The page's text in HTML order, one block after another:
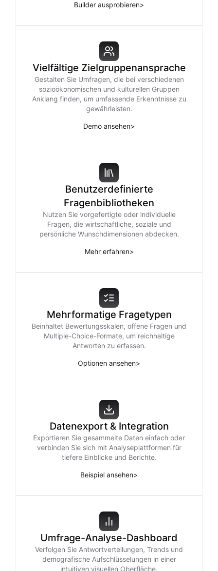
Builder ausprobieren>
Vielfältige Zielgruppenansprache
Gestalten Sie Umfragen, die bei verschiedenen
sozioökonomischen und kulturellen Gruppen
Anklang finden, um umfassende Erkenntnisse zu
gewährleisten.
Demo ansehen>
Benutzerdefinierte
Fragenbibliotheken
Nutzen Sie vorgefertigte oder individuelle
Fragen, die wirtschaftliche, soziale und
persönliche Wunschdimensionen abdecken.
Mehr erfahren>
Mehrformatige Fragetypen
Beinhaltet Bewertungsskalen, offene Fragen und
Multiple-Choice-Formate, um reichhaltige
Antworten zu erfassen.
Optionen ansehen>
Datenexport & Integration
Exportieren Sie gesammelte Daten einfach oder
verbinden Sie sich mit Analyseplattformen für
tiefere Einblicke und Berichte.
Beispiel ansehen>
Umfrage-Analyse-Dashboard
Verfolgen Sie Antwortverteilungen, Trends und
demografische Aufschlüsselungen in einer
intuitiven visuellen Oberfläche.